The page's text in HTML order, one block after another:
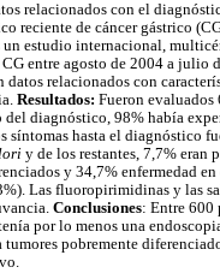
relacionados con el
reciente de cáncer gástrico
un estudio internacional,
entre agosto de 2004 a
datos relacionados con
Resultados: Fueron evaluados
del diagnóstico, 98% había
hasta el diagnóstico
y de los restantes, 7,7%
y 34,7% enfermedad
Las fluoropirimidinas y las
Conclusiones: Entre 600
por lo menos una
tumores pobremente